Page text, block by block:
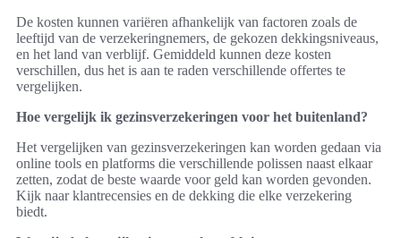
De kosten kunnen variëren afhankelijk van factoren zoals de
leeftijd van de verzekeringnemers, de gekozen dekkingsniveaus,
en het land van verblijf. Gemiddeld kunnen deze kosten
verschillen, dus het is aan te raden verschillende offertes te
vergelijken.
Hoe vergelijk ik gezinsverzekeringen voor het buitenland?
Het vergelijken van gezinsverzekeringen kan worden gedaan via
online tools en platforms die verschillende polissen naast elkaar
zetten, zodat de beste waarde voor geld kan worden gevonden.
Kijk naar klantrecensies en de dekking die elke verzekering
biedt.